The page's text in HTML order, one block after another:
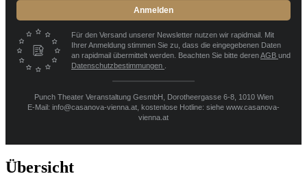
Anmelden
Für den Versand unserer Newsletter nutzen wir rapidmail. Mit
Ihrer Anmeldung stimmen Sie zu, dass die eingegebenen Daten
an rapidmail übermittelt werden. Beachten Sie bitte derenAGB und
Datenschutzbestimmungen
Punch Theater Veranstaltung GesmbH, Dorotheergasse 6-8, 1010 Wien
E-Mail: info@casanova-vienna.at, kostenlose Hotline: siehe www.casanova-
vienna.at
Übersicht